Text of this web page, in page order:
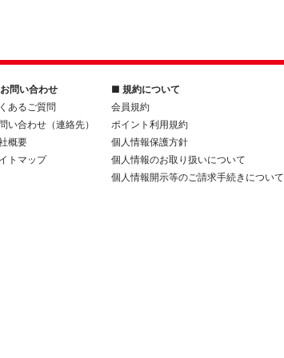
問い合わせ
あるご質問
い合わせ（連絡先）
概要
トマップ
■ 規約について
会員規約
ポイント利用規約
個人情報保護方針
個人情報のお取り扱いについて
個人情報開示等のご請求手続きについて